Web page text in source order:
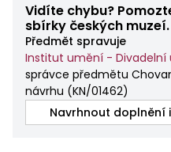
Vidíte chybu?
sbírky českých muzeí.
Předmět spravuje
Institut umění - Divadelní
správce předmětu
návrhu (KN/01462)
Navrhnout doplnění